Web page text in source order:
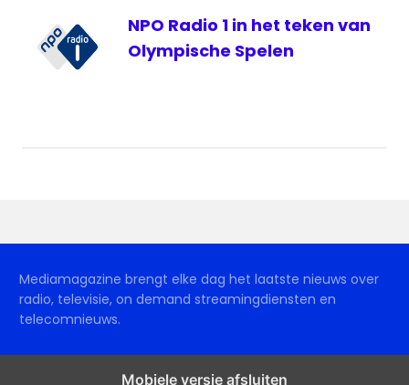
NPO Radio 1 in het teken van
Olympische Spelen
Mediamagazine brengt elke dag het laatste nieuws over
radio, televisie, on demand streamingdiensten en
telecomnieuws.
Mobiele versie afsluiten